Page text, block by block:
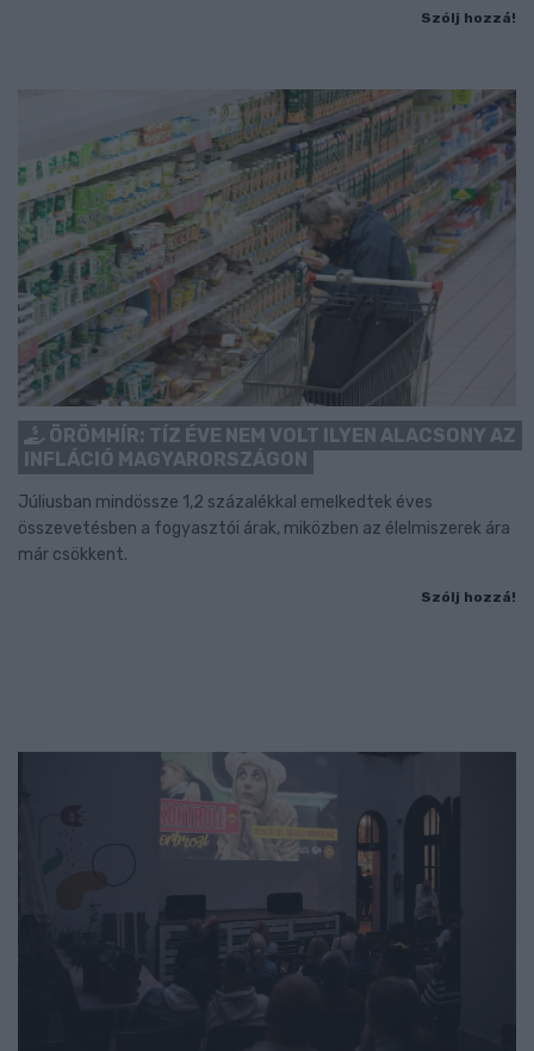
Szólj hozzá!
ÖRÖMHÍR: TÍZ ÉVE NEM VOLT ILYEN ALACSONY AZ
INFLÁCIÓ MAGYARORSZÁGON
Júliusban mindössze 1,2 százalékkal emelkedtek éves
összevetésben a fogyasztói árak, miközben az élelmiszerek ára
már csökkent.
Szólj hozzá!